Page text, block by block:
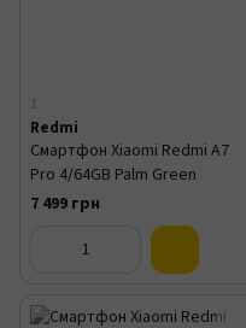
1
Redmi
Смартфон Xiaomi Redmi A7
Pro 4/64GB Palm Green
7 499 грн